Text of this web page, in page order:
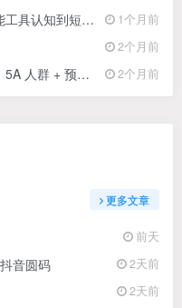
作，零基础系统学习 1个月前
2个月前
投技巧，落地即见效 2个月前
更多文章
前天
音圆码 2天前
2天前